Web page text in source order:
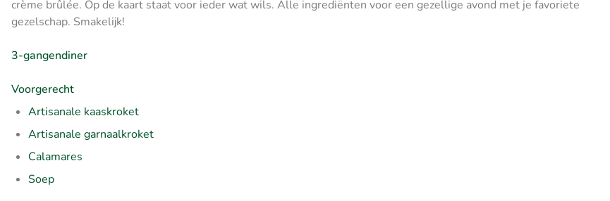
crème brûlée. Op de kaart staat voor ieder wat wils. Alle ingrediënten voor een gezellige avond met je favoriete
gezelschap. Smakelijk!
3-gangendiner
Voorgerecht
Artisanale kaaskroket
Artisanale garnaalkroket
Calamares
Soep